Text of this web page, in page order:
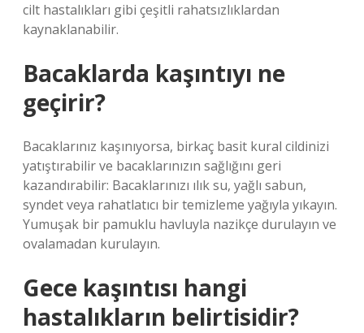
cilt hastalıkları gibi çeşitli rahatsızlıklardan
kaynaklanabilir.
Bacaklarda kaşıntıyı ne
geçirir?
Bacaklarınız kaşınıyorsa, birkaç basit kural cildinizi
yatıştırabilir ve bacaklarınızın sağlığını geri
kazandırabilir: Bacaklarınızı ılık su, yağlı sabun,
syndet veya rahatlatıcı bir temizleme yağıyla yıkayın.
Yumuşak bir pamuklu havluyla nazikçe durulayın ve
ovalamadan kurulayın.
Gece kaşıntısı hangi
hastalıkların belirtisidir?